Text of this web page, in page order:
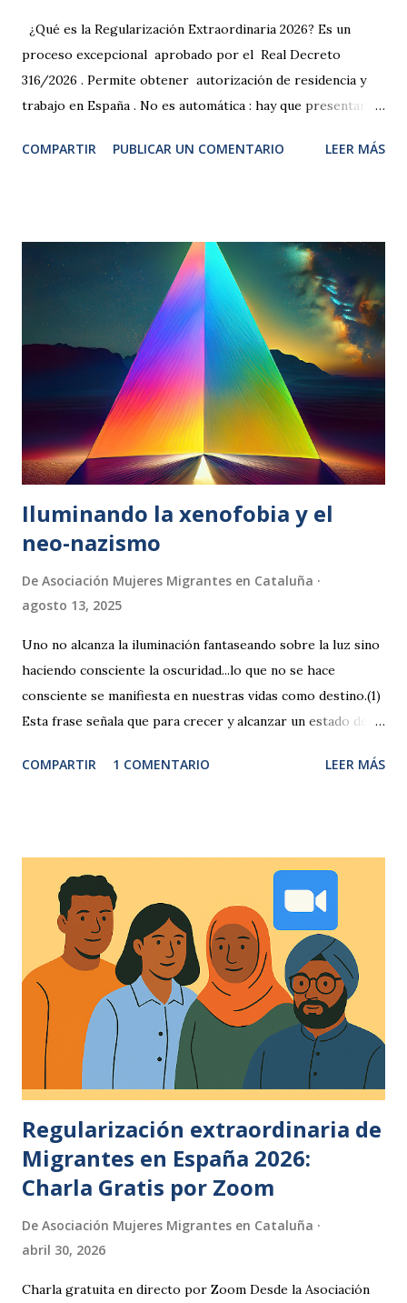
¿Qué es la Regularización Extraordinaria 2026? Es un
proceso excepcional aprobado por el Real Decreto
316/2026 . Permite obtener autorización de residencia y
trabajo en España . No es automática : hay que presentar
de junio de 2026 2. VÍAS DEL PROCESO DA20 : Para
pedido asilo nunca. Si nunca has trabajado legalmente en
España. Si no tienes contrato, oferta ni intención de
trabajar. SI no vives con hijos/as ni familiares directos. ✅
Todo el proceso es fácil, rápido y 100% online ¿Cómo
funciona ? Sencillo, sin colas y rápido: Puedes utilizar tu
movil, tablet o portatil para conectarte 1. Solicita tu cita a
través de este formulario . 2. Recibirás un correo...
COMPARTIR PUBLICAR UN COMENTARIO LEER MÁS
Iluminando la xenofobia y el
neo-nazismo
De Asociación Mujeres Migrantes en Cataluña
agosto 13, 2025
Uno no alcanza la iluminación fantaseando sobre la luz sino
haciendo consciente la oscuridad...lo que no se hace
consciente se manifiesta en nuestras vidas como destino.(1)
Esta frase señala que para crecer y alcanzar un estado de
luminoso. Es imprescindible mirar de frente las partes
decisiones y nuestro destino de forma inadvertida. Carl
Jung y su la idea de la “sombra” Este médico psiquiatra,
psicólogo, desarrollo en su obra como ensayista e
investigador, sobre el conjunto de aspectos inconscientes
que repudiamos o negamos. Su método de imaginación
activa propone un diálogo deliberado con esas imágenes
internas para integrarlas y lograr un equilibrio psicológico.
La frase aparece en muchas recopilaciones de sus citas y se
vincula directament...
COMPARTIR 1 COMENTARIO LEER MÁS
Regularización extraordinaria de
Migrantes en España 2026:
Charla Gratis por Zoom
De Asociación Mujeres Migrantes en Cataluña
abril 30, 2026
Charla gratuita en directo por Zoom Desde la Asociación